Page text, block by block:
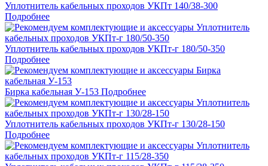
Уплотнитель кабельных проходов УКПт 140/38-300
Подробнее
Уплотнитель кабельных проходов УКПт-г 180/50-350
Подробнее
Бирка кабельная У-153 Подробнее
Уплотнитель кабельных проходов УКПт-г 130/28-150
Подробнее